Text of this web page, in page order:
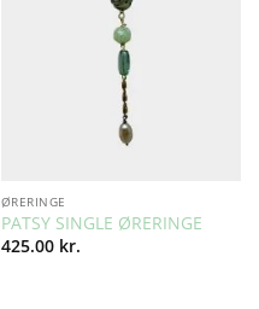
ØRERINGE
PATSY SINGLE ØRERINGE
425.00 kr.